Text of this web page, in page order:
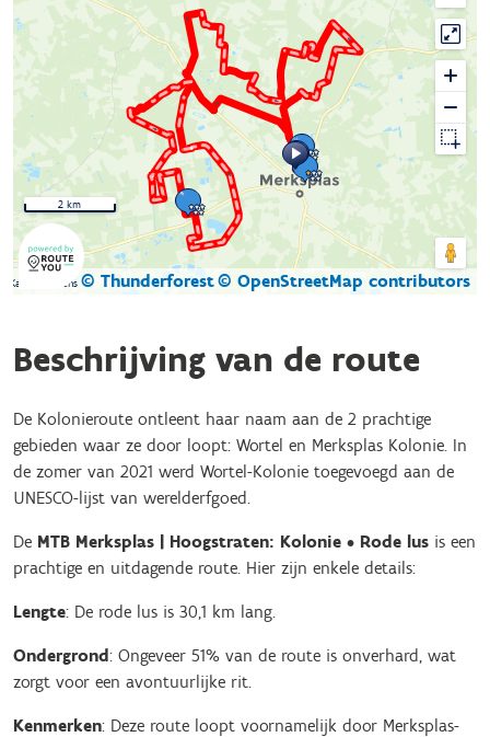
Kaartgegevens © Thunderforest© OpenStreetMap contributors
2 km
Beschrijving van de route
De Kolonieroute ontleent haar naam aan de 2 prachtige
gebieden waar ze door loopt: Wortel en Merksplas Kolonie. In
de zomer van 2021 werd Wortel-Kolonie toegevoegd aan de
UNESCO-lijst van werelderfgoed.
De MTB Merksplas | Hoogstraten: Kolonie • Rode lus is een
prachtige en uitdagende route. Hier zijn enkele details:
Lengte: De rode lus is 30,1 km lang.
Ondergrond: Ongeveer 51% van de route is onverhard, wat
zorgt voor een avontuurlijke rit.
Kenmerken: Deze route loopt voornamelijk door Merksplas-